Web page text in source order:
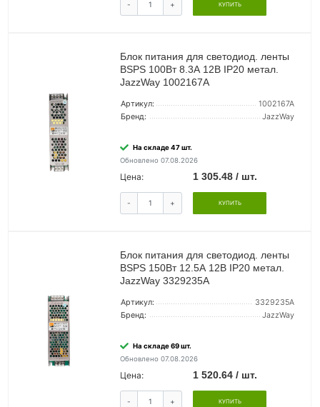
- + КУПИТЬ
Блок питания для светодиод. ленты
BSPS 100Вт 8.3А 12В IP20 метал.
JazzWay 1002167A
Артикул:
1002167A
Бренд:
JazzWay
На складе 47 шт.
Обновлено 07.08.2026
Цена: 1 305.48 / шт.
- + КУПИТЬ
Блок питания для светодиод. ленты
BSPS 150Вт 12.5А 12В IP20 метал.
JazzWay 3329235A
Артикул:
3329235A
Бренд:
JazzWay
На складе 69 шт.
Обновлено 07.08.2026
Цена: 1 520.64 / шт.
- + КУПИТЬ